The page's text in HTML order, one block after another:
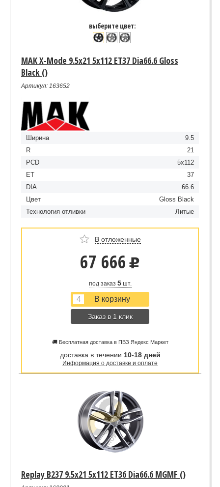
выберите цвет:
MAK X-Mode 9.5x21 5x112 ET37 Dia66.6 Gloss
Black ()
Артикул: 163652
Ширина
9.5
R
21
PCD
5x112
ET
37
DIA
66.6
Цвет
Gloss Black
Технология отливки
Литые
В отложенные
67 666 u
под заказ 5шт.
Заказ в 1 клик
🚚 Бесплатная доставка в ПВЗ Яндекс Маркет
доставка в течении 10-18 дней
Информация о доставке и оплате
Replay B237 9.5x21 5x112 ET36 Dia66.6 MGMF ()